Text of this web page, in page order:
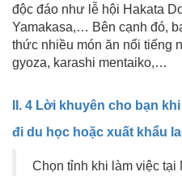
độc đáo như lễ hội Hakata
Yamakasa,… Bên cạnh đó,
thức nhiều món ăn nổi tiếng
gyoza, karashi mentaiko,…
II. 4 Lời khuyên cho bạn
đi du học hoặc xuất khẩu
Chọn tỉnh khi làm việc